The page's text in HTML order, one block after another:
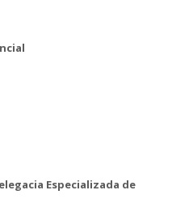
Especializada de